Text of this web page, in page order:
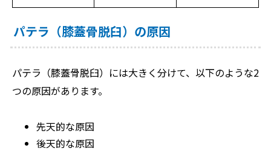
パテラ（膝蓋骨脱臼）の原因
パテラ（膝蓋骨脱臼）には大きく分けて、以下のような2
つの原因があります。
先天的な原因
後天的な原因